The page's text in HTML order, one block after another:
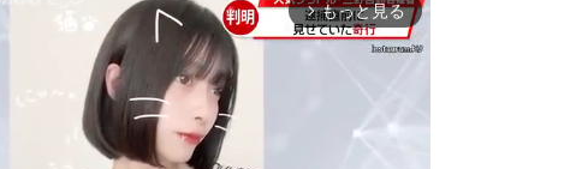
arrow_forward_ios もっと見る